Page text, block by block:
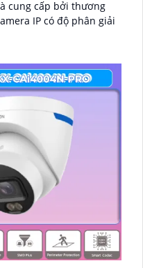
cung cấp bởi thương